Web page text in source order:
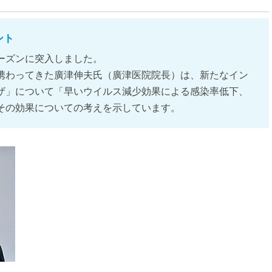
ンに突入しました。
わってきた廣津伸夫氏（廣津医院院長）は、新たなイン
について「早いウイルス減少効果による感染率低下、
効果についての考えを示しています。